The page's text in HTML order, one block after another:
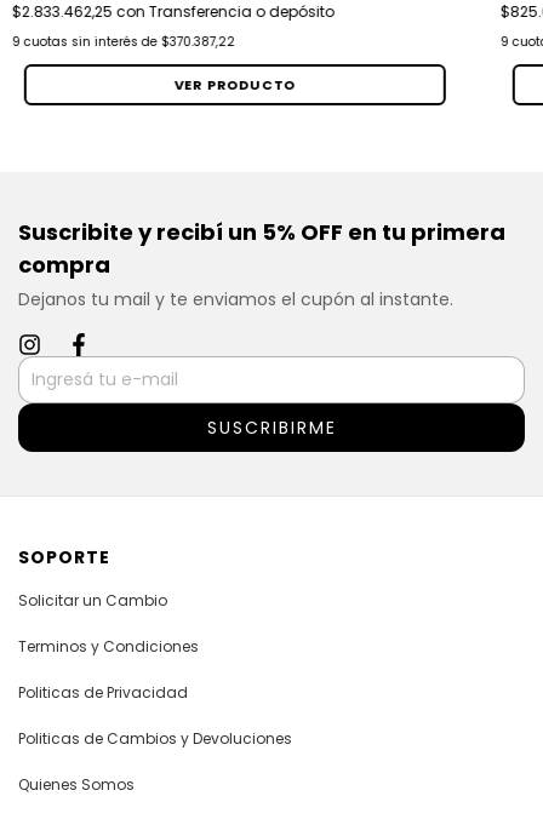
$2.833.462,25 con Transferencia o depósito
9 cuotas sin interés de $370.387,22
VER PRODUCTO
9
Suscribite y recibí un 5% OFF en tu primera
compra
Dejanos tu mail y te enviamos el cupón al instante.
SOPORTE
Solicitar un Cambio
Terminos y Condiciones
Politicas de Privacidad
Politicas de Cambios y Devoluciones
Quienes Somos